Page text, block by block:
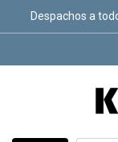
Despachos a